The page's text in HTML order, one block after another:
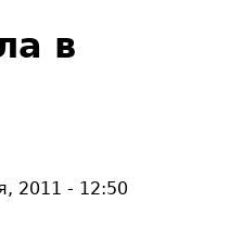
в
2011 - 12:50